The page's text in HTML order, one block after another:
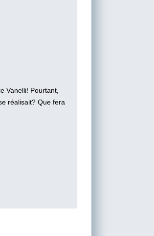
Vanelli! Pourtant,
réalisait? Que fera